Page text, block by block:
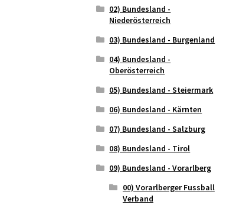
02) Bundesland -
Niederösterreich
03) Bundesland - Burgenland
04) Bundesland -
Oberösterreich
05) Bundesland - Steiermark
06) Bundesland - Kärnten
07) Bundesland - Salzburg
08) Bundesland - Tirol
09) Bundesland - Vorarlberg
00) Vorarlberger Fussball
Verband